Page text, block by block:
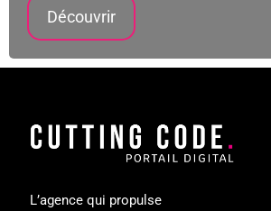
Découvrir
L’agence qui propulse